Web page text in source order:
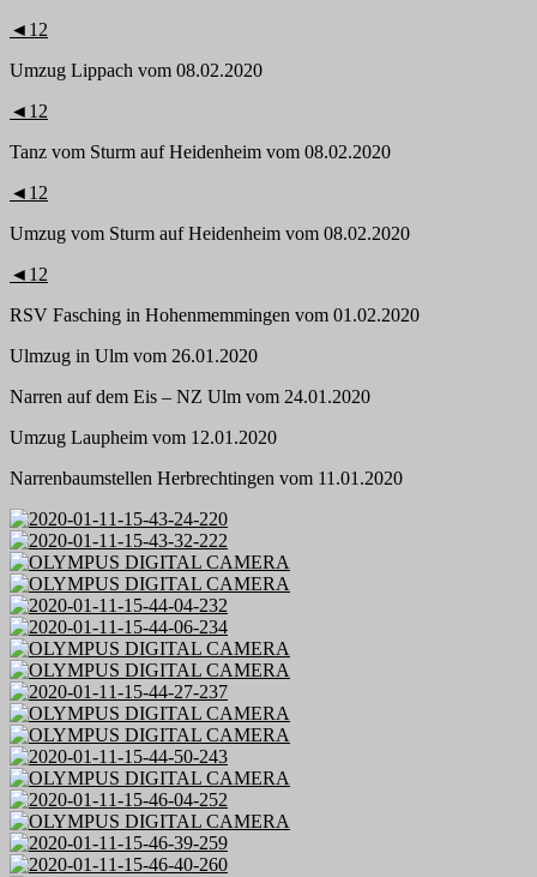
◄ 1 2
Umzug Lippach vom 08.02.2020
◄ 1 2
Tanz vom Sturm auf Heidenheim vom 08.02.2020
◄ 1 2
Umzug vom Sturm auf Heidenheim vom 08.02.2020
◄ 1 2
RSV Fasching in Hohenmemmingen vom 01.02.2020
Ulmzug in Ulm vom 26.01.2020
Narren auf dem Eis – NZ Ulm vom 24.01.2020
Umzug Laupheim vom 12.01.2020
Narrenbaumstellen Herbrechtingen vom 11.01.2020